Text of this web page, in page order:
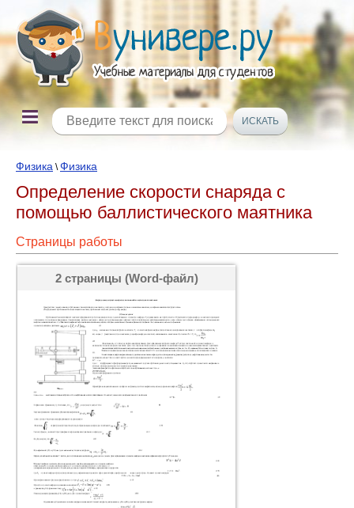
Физика \Физика
Определение скорости снаряда с
помощью баллистического маятника
Страницы работы
2 страницы (Word-файл)